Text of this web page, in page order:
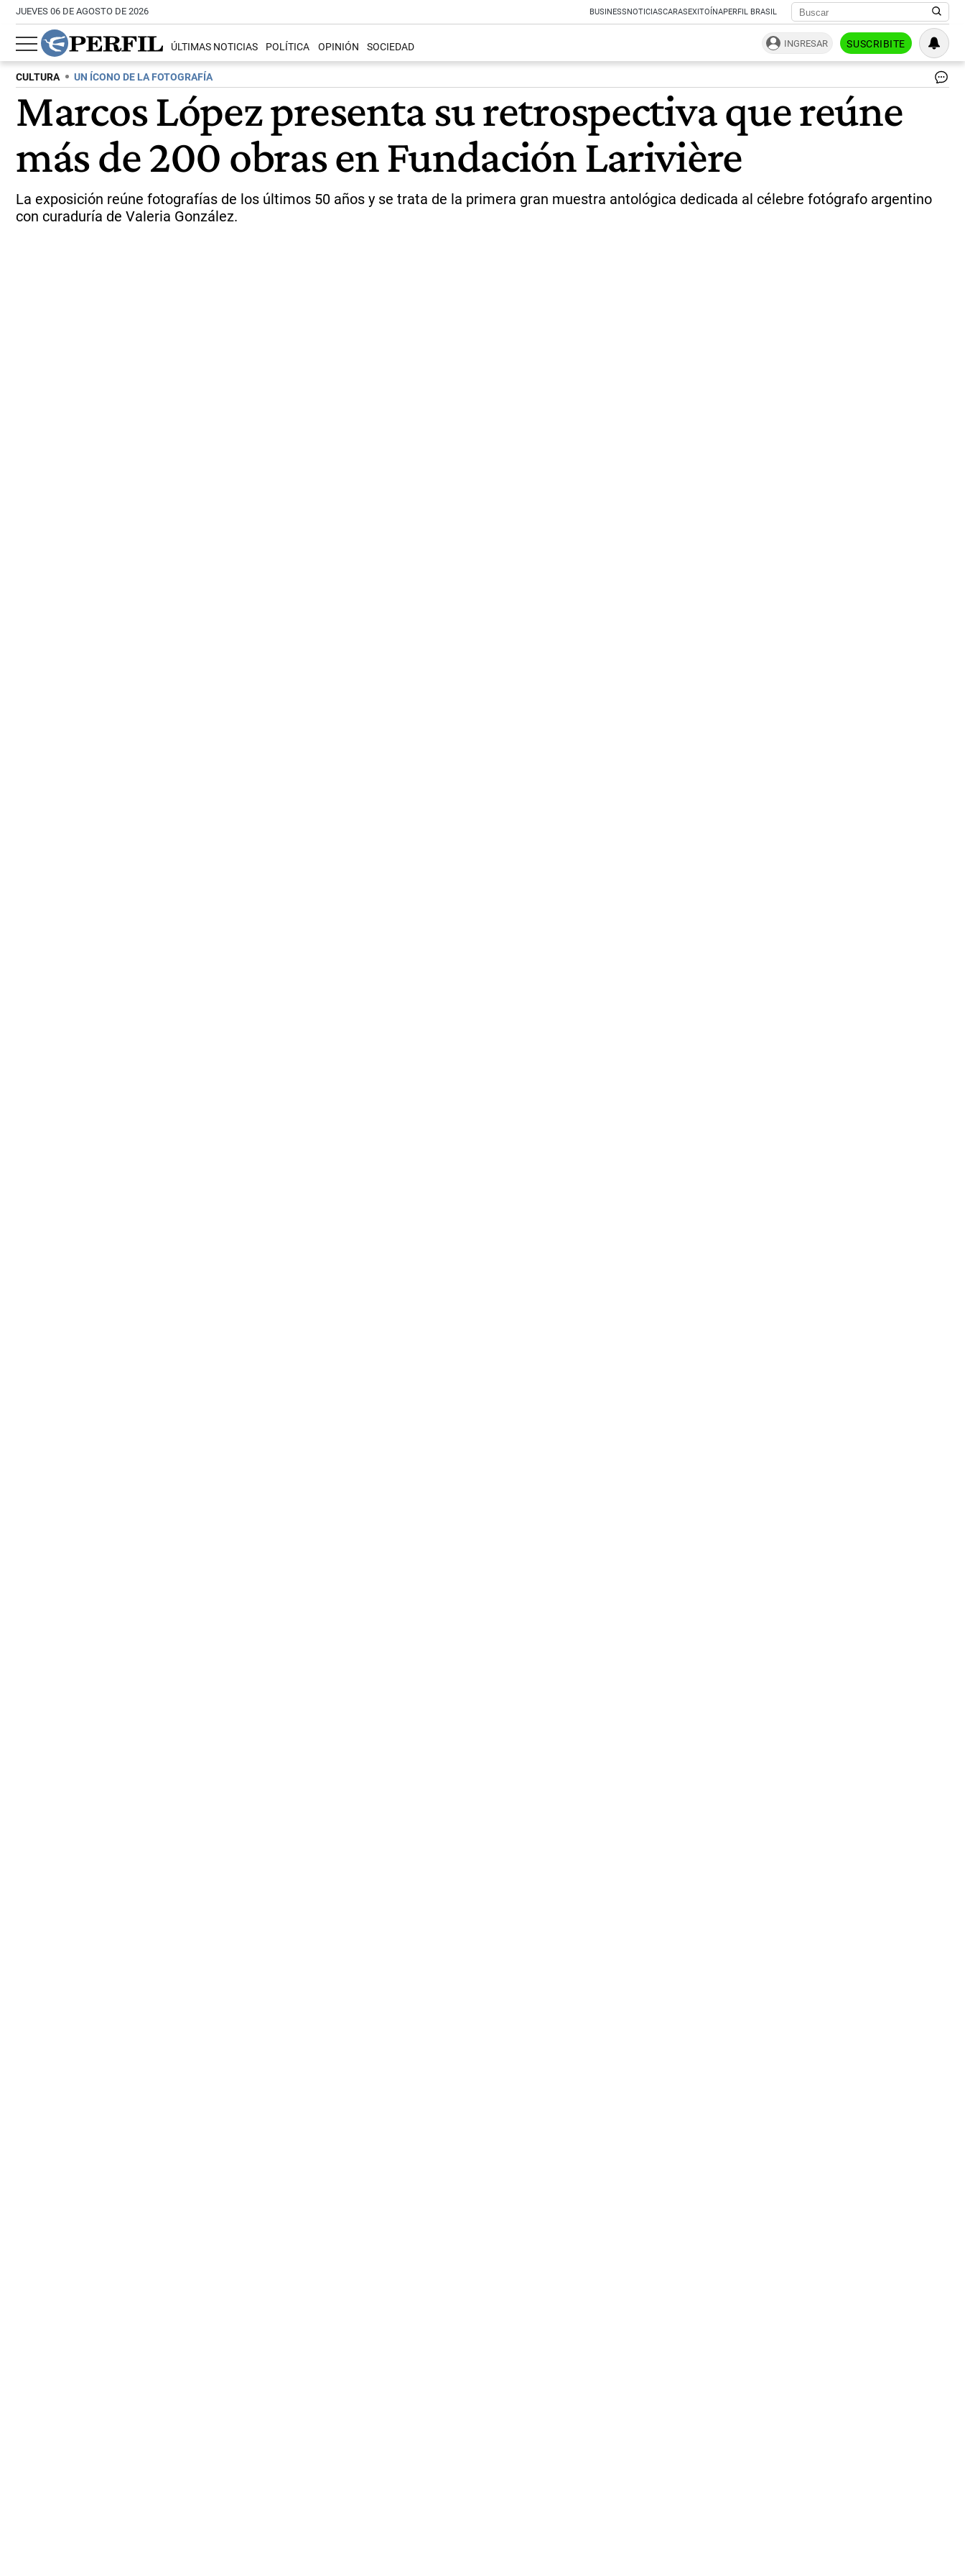
JUEVES 06 DE AGOSTO DE 2026 BUSINESSNOTICIASCARASEXITOÍNAPERFIL BRASIL
ÚLTIMAS NOTICIAS POLÍTICA OPINIÓN SOCIEDAD INGRESAR SUSCRIBITE
CULTURA UN ÍCONO DE LA FOTOGRAFÍA
Marcos López presenta su retrospectiva que reúne
más de 200 obras en Fundación Larivière
La exposición reúne fotografías de los últimos 50 años y se trata de la primera gran muestra antológica dedicada al célebre fotógrafo argentino
con curaduría de Valeria González.